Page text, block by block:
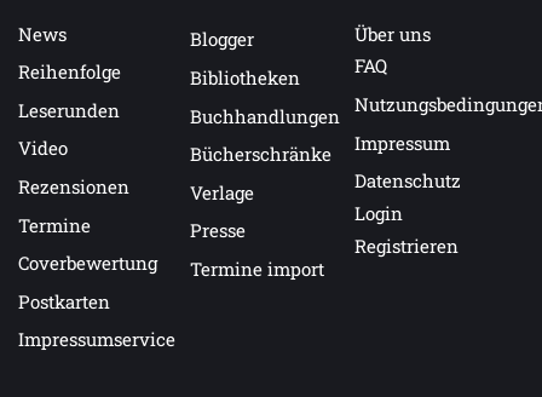
News
Reihenfolge
Leserunden
Video
Rezensionen
Termine
Coverbewertung
Postkarten
Impressumservice
Blogger
Bibliotheken
Buchhandlungen
Bücherschränke
Verlage
Presse
Termine import
Über uns
FAQ
Impressum
Datenschutz
Login
Registrieren